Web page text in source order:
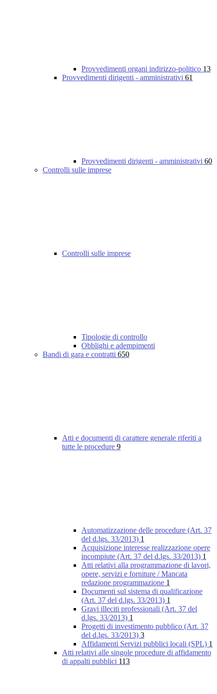
Provvedimenti organi indirizzo-politico 13
Provvedimenti dirigenti - amministrativi 61
Provvedimenti dirigenti - amministrativi 60
Controlli sulle imprese
Controlli sulle imprese
Tipologie di controllo
Obblighi e adempimenti
Bandi di gara e contratti 650
Atti e documenti di carattere generale riferiti a
tutte le procedure 9
Automatizzazione delle procedure (Art. 37
del d.lgs. 33/2013) 1
Acquisizione interesse realizzazione opere
incompiute (Art. 37 del d.lgs. 33/2013) 1
Atti relativi alla programmazione di lavori,
opere, servizi e forniture / Mancata
redazione programmazione 1
Documenti sul sistema di qualificazione
(Art. 37 del d.lgs. 33/2013) 1
Gravi illeciti professionali (Art. 37 del
d.lgs. 33/2013) 1
Progetti di investimento pubblico (Art. 37
del d.lgs. 33/2013) 3
Affidamenti Servizi pubblici locali (SPL) 1
Atti relativi alle singole procedure di affidamento
di appalti pubblici 113